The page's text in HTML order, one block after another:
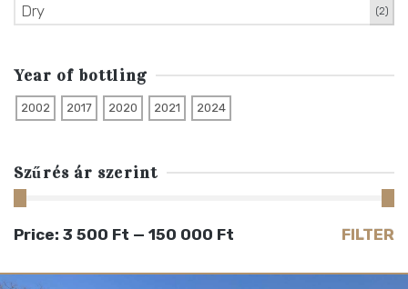
Dry (2)
Year of bottling
2002 2017 2020 2021 2024
Szűrés ár szerint
Min
Max
FILTER
Price: 3 500 Ft — 150 000 Ft